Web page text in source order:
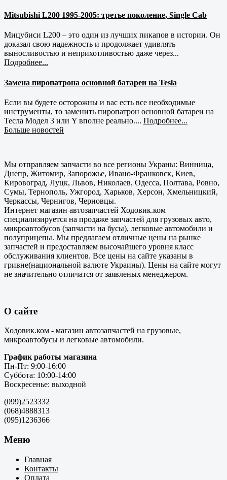
Mitsubishi L200 1995-2005: третье поколение, Single Cab
Мицубиси L200 – это один из лучших пикапов в истории. Он
доказал свою надежность и продолжает удивлять
выносливостью и неприхотливостью даже через...
Подробнее...
Замена пиропатрона основной батареи на Tesla
Если вы будете осторожны и вас есть все необходимые
инструменты, то заменить пиропатрон основной батареи на
Тесла Модел 3 или Y вполне реально.... Подробнее...
Больше новостей
Мы отправляем запчасти во все регионы Украны: Винница,
Днепр, Житомир, Запорожье, Ивано-Франковск, Киев,
Кировоград, Луцк, Львов, Николаев, Одесса, Полтава, Ровно,
Сумы, Тернополь, Ужгород, Харьков, Херсон, Хмельницкий,
Черкассы, Чернигов, Черновцы.
Интернет магазин автозапчастей Ходовик.ком
специализируется на продаже запчастей для грузовых авто,
микроавтобусов (запчасти на бусы), легковые автомобили и
полуприцепы. Мы предлагаем отличные цены на рынке
запчастей и предоставляем высочайшего уровня класс
обслуживания клиентов. Все цены на сайте указаны в
гривне(национальной валюте Украины). Цены на сайте могут
не значительно отличатся от заявленых менеджером.
О сайте
Ходовик.ком - магазин автозапчастей на грузовые,
микроавтобусы и легковые автомобили.
График работы магазина
Пн-Пт: 9:00-16:00
Суббота: 10:00-14:00
Воскресенье: выходной
(099)2523332
(068)4888313
(095)1236366
Меню
Главная
Контакты
Оплата